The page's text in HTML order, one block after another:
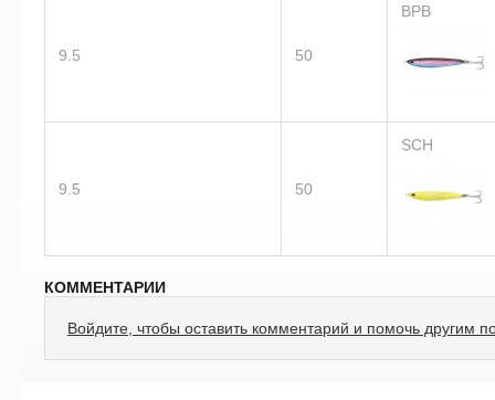
9.5 50
BPB
9.5 50
SCH
КОММЕНТАРИИ
Войдите, чтобы оставить комментарий и помочь другим